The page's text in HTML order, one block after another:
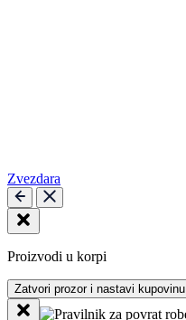
Zvezdara
Proizvodi u korpi
Zatvori prozor i nastavi kupovinu